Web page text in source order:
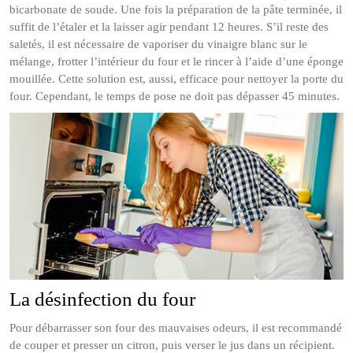
bicarbonate de soude. Une fois la préparation de la pâte terminée, il
suffit de l’étaler et la laisser agir pendant 12 heures. S’il reste des
saletés, il est nécessaire de vaporiser du vinaigre blanc sur le
mélange, frotter l’intérieur du four et le rincer à l’aide d’une éponge
mouillée. Cette solution est, aussi, efficace pour nettoyer la porte du
four. Cependant, le temps de pose ne doit pas dépasser 45 minutes.
La désinfection du four
Pour débarrasser son four des mauvaises odeurs, il est recommandé
de couper et presser un citron, puis verser le jus dans un récipient.